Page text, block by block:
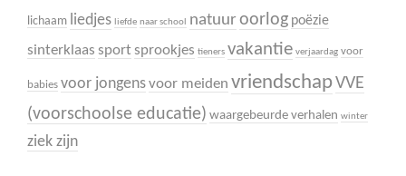
lichaam liedjes liefde naar school natuur oorlog poëzie
sinterklaas sport sprookjes tieners vakantie verjaardag voor
babies voor jongensvoor meiden vriendschapVVE
(voorschoolse educatie) waargebeurde verhalen winter
ziek zijn